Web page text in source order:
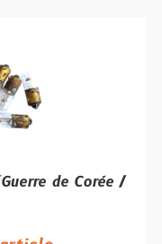
de Corée /